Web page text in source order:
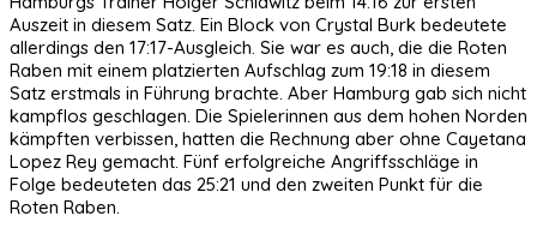
Auszeit in diesem Satz. Ein Block von Crystal Burk bedeutete
allerdings den 17:17-Ausgleich. Sie war es auch, die die Roten
Raben mit einem platzierten Aufschlag zum 19:18 in diesem
Satz erstmals in Führung brachte. Aber Hamburg gab sich nicht
kampflos geschlagen. Die Spielerinnen aus dem hohen Norden
kämpften verbissen, hatten die Rechnung aber ohne Cayetana
Lopez Rey gemacht. Fünf erfolgreiche Angriffsschläge in
Folge bedeuteten das 25:21 und den zweiten Punkt für die
Roten Raben.